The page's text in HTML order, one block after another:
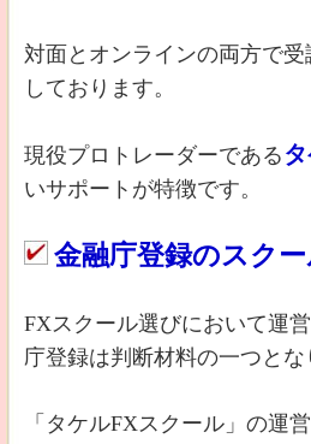
対面とオンラインの両方で
しております。
現役プロトレーダーである
いサポートが特徴です。
金融庁登録のスク
FXスクール選びにおいて運
庁登録は判断材料の一つとな
「タケルFXスクール」の運